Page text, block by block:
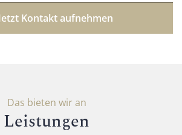
Kontakt aufnehmen
Das bieten wir an
Leistungen